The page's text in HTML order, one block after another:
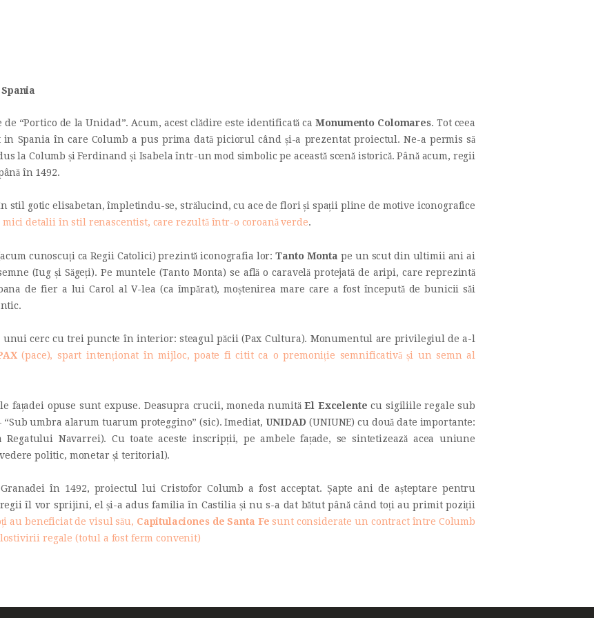
CONSTRUCCIÓN
FOTOS
“Portico de la Unidad”. Acum, acest clădire este identificată caMonumento Colomares. Tot ceea
Spania în care Columb a pus prima dată piciorul când și-a prezentat proiectul. Ne-a permis să
la Columb și Ferdinand și Isabela într-un mod simbolic pe această scenă istorică. Până acum, regii
în 1492.
stil gotic elisabetan, împletindu-se, strălucind, cu ace de flori și spații pline de motive iconografice
mici detalii în stil renascentist, care rezultă într-o coroană verde.
cunoscuți ca Regii Catolici) prezintă iconografia lor:Tanto Monta pe un scut din ultimii ani ai
(Iug și Săgeți). Pe muntele (Tanto Monta) se află o caravelă protejată de aripi, care reprezintă
de fier a lui Carol al V-lea (ca împărat), moștenirea mare care a fost începută de bunicii săi
unui cerc cu trei puncte în interior: steagul păcii (Pax Cultura). Monumentul are privilegiul de a-l
(pace), spart intenționat în mijloc, poate fi citit ca o premoniție semnificativă și un semn al
fațadei opuse sunt expuse. Deasupra crucii, moneda numităEl Excelente cu sigiliile regale sub
umbra alarum tuarum proteggino” (sic). Imediat,UNIDAD (UNIUNE) cu două date importante:
Regatului Navarrei). Cu toate aceste inscripții, pe ambele fațade, se sintetizează acea uniune
politic, monetar și teritorial).
în 1492, proiectul lui Cristofor Columb a fost acceptat. Șapte ani de așteptare pentru
îl vor sprijini, el și-a adus familia în Castilia și nu s-a dat bătut până când toți au primit poziții
au beneficiat de visul său, Capitulaciones de Santa Fe sunt considerate un contract între Columb
regale (totul a fost ferm convenit)